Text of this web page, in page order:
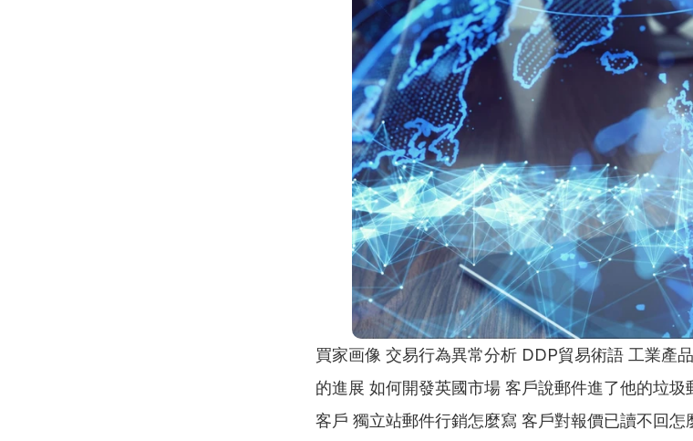
買家画像 交易行為異常分析 DDP貿易術語 工業產
的進展 如何開發英國市場 客戶說郵件進了他的垃
客戶 獨立站郵件行銷怎麼寫 客戶對報價已讀不回